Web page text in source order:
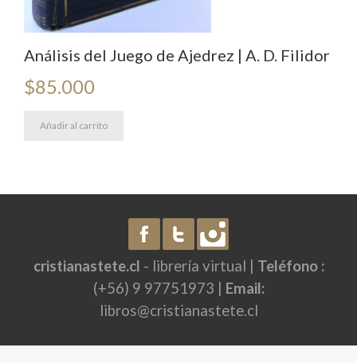
Análisis del Juego de Ajedrez | A. D. Filidor
$85.000
Añadir al carrito
cristianastete.cl - librería virtual | Teléfono :
(+56) 9 97751973 | Email:
libros@cristianastete.cl